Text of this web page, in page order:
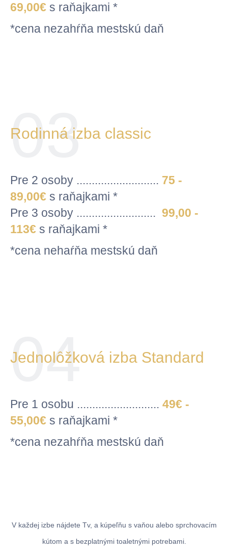
69,00€ s raňajkami *
*cena nezahŕňa mestskú daň
03
Rodinná izba classic
Pre 2 osoby ........................... 75 -
89,00€ s raňajkami *
Pre 3 osoby .......................... 99,00 -
113€ s raňajkami *
*cena nehaŕňa mestskú daň
04
Jednolôžková izba Standard
Pre 1 osobu ........................... 49€ -
55,00€ s raňajkami *
*cena nezahŕňa mestskú daň
V každej izbe nájdete Tv, a kúpeľňu s vaňou alebo sprchovacím
kútom a s bezplatnými toaletnými potrebami.